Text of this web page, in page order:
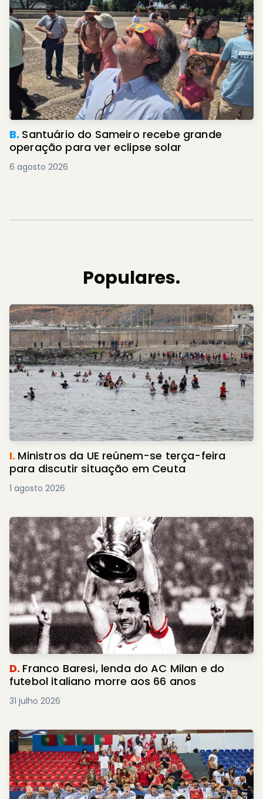
B. Santuário do Sameiro recebe grande
operação para ver eclipse solar
6 agosto 2026
Populares.
I. Ministros da UE reúnem-se terça-feira
para discutir situação em Ceuta
1 agosto 2026
D. Franco Baresi, lenda do AC Milan e do
futebol italiano morre aos 66 anos
31 julho 2026